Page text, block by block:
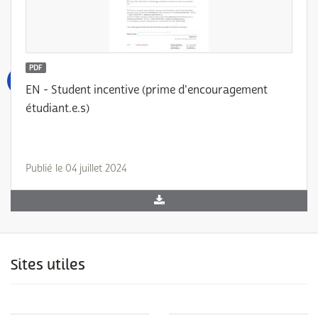
PDF
EN - Student incentive (prime d'encouragement
étudiant.e.s)
Publié le 04 juillet 2024
Sites utiles